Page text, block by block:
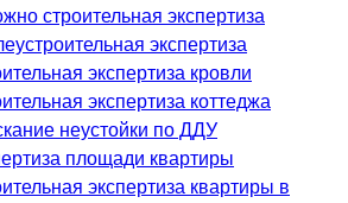
строительная экспертиза
экспертиза
экспертиза кровли
экспертиза коттеджа
неустойки по ДДУ
площади квартиры
экспертиза квартиры в